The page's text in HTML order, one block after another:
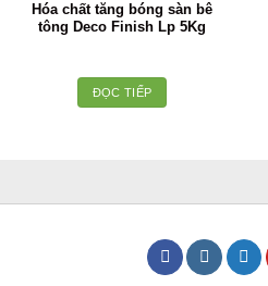
Hóa chất tăng bóng sàn bê
tông Deco Finish Lp 5Kg
ĐỌC TIẾP